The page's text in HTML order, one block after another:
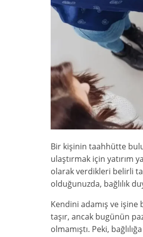
Bir kişinin taahhütte
ulaştırmak için yatırım
olarak verdikleri belirli
olduğunuzda, bağlılık
Kendini adamış ve
taşır, ancak bugünün
olmamıştı. Peki,